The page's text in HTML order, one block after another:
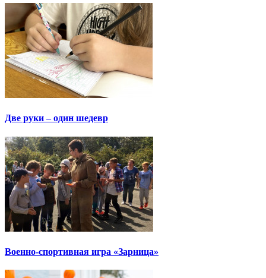
Две руки – один шедевр
Военно-спортивная игра «Зарница»